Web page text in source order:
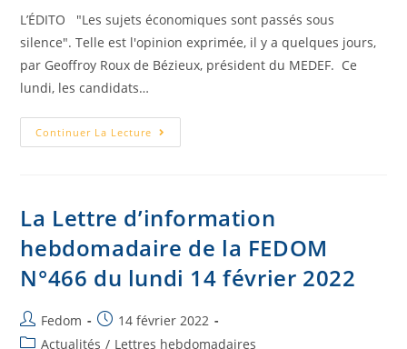
L’ÉDITO "Les sujets économiques sont passés sous
silence". Telle est l'opinion exprimée, il y a quelques jours,
par Geoffroy Roux de Bézieux, président du MEDEF. Ce
lundi, les candidats…
Continuer La Lecture
La Lettre d’information
hebdomadaire de la FEDOM
N°466 du lundi 14 février 2022
Fedom
14 février 2022
Actualités / Lettres hebdomadaires